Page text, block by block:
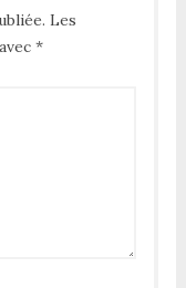
Les
*